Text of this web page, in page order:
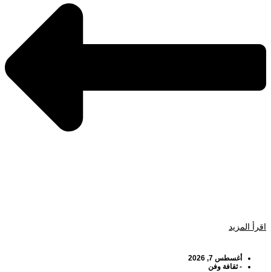
اقرأ المزيد
أغسطس 7, 2026
- ثقافة وفن